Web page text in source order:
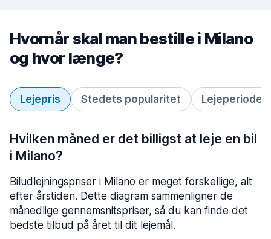
Hvornår skal man bestille i Milano
og hvor længe?
Lejepris Stedets popularitet Lejeperiode
Hvilken måned er det billigst at leje en bil
i Milano?
Biludlejningspriser i Milano er meget forskellige, alt
efter årstiden. Dette diagram sammenligner de
månedlige gennemsnitspriser, så du kan finde det
bedste tilbud på året til dit lejemål.